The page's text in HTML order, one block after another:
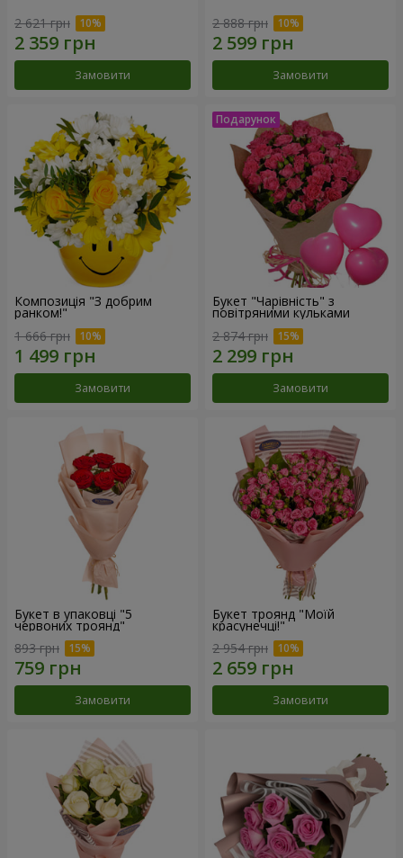
2 621 грн
Замовити
2 888 грн
Замовити
Композиція "З добрим
ранком!"
1 666 грн
Замовити
Букет "Чарівність" з
повітряними кульками
2 874 грн
Замовити
Букет в упаковці "5
червоних троянд"
893 грн
Замовити
Букет троянд "Моїй
красунечці!"
2 954 грн
Замовити